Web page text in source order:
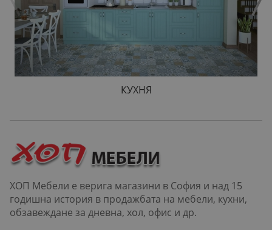
КУХНЯ
ХОП Мебели е верига магазини в София и над 15
годишна история в продажбата на мебели, кухни,
обзавеждане за дневна, хол, офис и др.